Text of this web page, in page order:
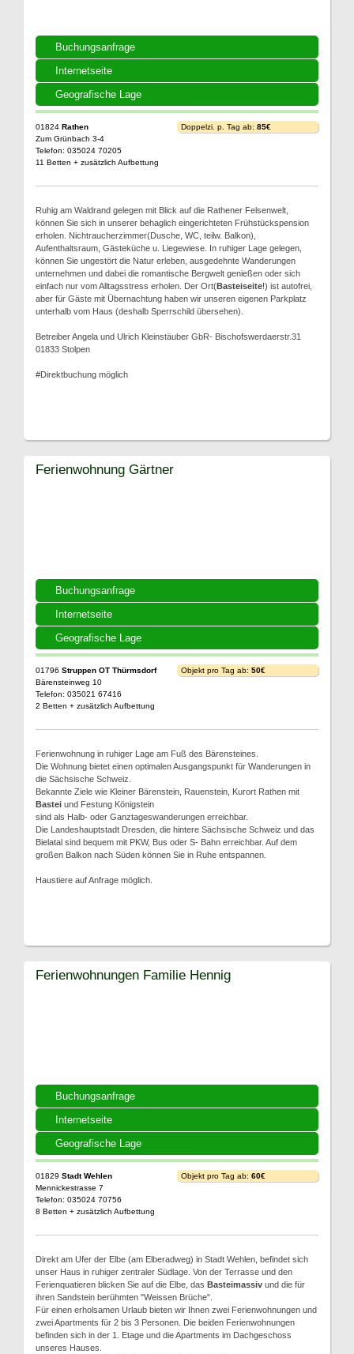
Buchungsanfrage
Internetseite
Geografische Lage
01824 Rathen
Zum Grünbach 3-4
Telefon: 035024 70205
11 Betten + zusätzlich Aufbettung
Doppelzi. p. Tag ab: 85€
Ruhig am Waldrand gelegen mit Blick auf die Rathener Felsenwelt,
können Sie sich in unserer behaglich eingerichteten Frühstückspension
erholen. Nichtraucherzimmer(Dusche, WC, teilw. Balkon),
Aufenthaltsraum, Gästeküche u. Liegewiese. In ruhiger Lage gelegen,
können Sie ungestört die Natur erleben, ausgedehnte Wanderungen
unternehmen und dabei die romantische Bergwelt genießen oder sich
einfach nur vom Alltagsstress erholen. Der Ort(Basteiseite!) ist autofrei,
aber für Gäste mit Übernachtung haben wir unseren eigenen Parkplatz
unterhalb vom Haus (deshalb Sperrschild übersehen).
Betreiber Angela und Ulrich Kleinstäuber GbR- Bischofswerdaerstr.31
01833 Stolpen
#Direktbuchung möglich
Buchungsanfrage
Internetseite
Geografische Lage
Ferienwohnung Gärtner
01796 Struppen OT Thürmsdorf
Bärensteinweg 10
Telefon: 035021 67416
2 Betten + zusätzlich Aufbettung
Objekt pro Tag ab: 50€
Ferienwohnung in ruhiger Lage am Fuß des Bärensteines.
Die Wohnung bietet einen optimalen Ausgangspunkt für Wanderungen in
die Sächsische Schweiz.
Bekannte Ziele wie Kleiner Bärenstein, Rauenstein, Kurort Rathen mit
Bastei und Festung Königstein
sind als Halb- oder Ganztageswanderungen erreichbar.
Die Landeshauptstadt Dresden, die hintere Sächsische Schweiz und das
Bielatal sind bequem mit PKW, Bus oder S- Bahn erreichbar. Auf dem
großen Balkon nach Süden können Sie in Ruhe entspannen.
Haustiere auf Anfrage möglich.
Buchungsanfrage
Internetseite
Geografische Lage
Ferienwohnungen Familie Hennig
01829 Stadt Wehlen
Mennickestrasse 7
Telefon: 035024 70756
8 Betten + zusätzlich Aufbettung
Objekt pro Tag ab: 60€
Direkt am Ufer der Elbe (am Elberadweg) in Stadt Wehlen, befindet sich
unser Haus in ruhiger zentraler Südlage. Von der Terrasse und den
Ferienquatieren blicken Sie auf die Elbe, das Basteimassiv und die für
ihren Sandstein berühmten "Weissen Brüche".
Für einen erholsamen Urlaub bieten wir Ihnen zwei Ferienwohnungen und
zwei Apartments für 2 bis 3 Personen. Die beiden Ferienwohnungen
befinden sich in der 1. Etage und die Apartments im Dachgeschoss
unseres Hauses.